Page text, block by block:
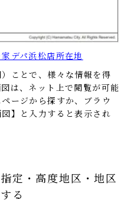
デパ浜松店所在地
ことで、様々な情報を得
は、ネット上で閲覧が可能
ージから探すか、ブラウ
と入力すると表示され
定・高度地区・地区
る